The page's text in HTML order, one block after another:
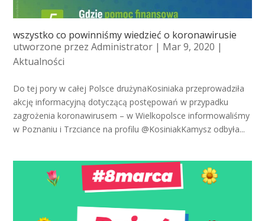
wszystko co powinniśmy wiedzieć o koronawirusie
utworzone przezAdministrator | Mar 9, 2020 |
Aktualności
Do tej pory w całej Polsce drużynaKosiniaka przeprowadziła
akcję informacyjną dotyczącą postępowań w przypadku
zagrożenia koronawirusem – w Wielkopolsce informowaliśmy
w Poznaniu i Trzciance na profilu @KosiniakKamysz odbyła...